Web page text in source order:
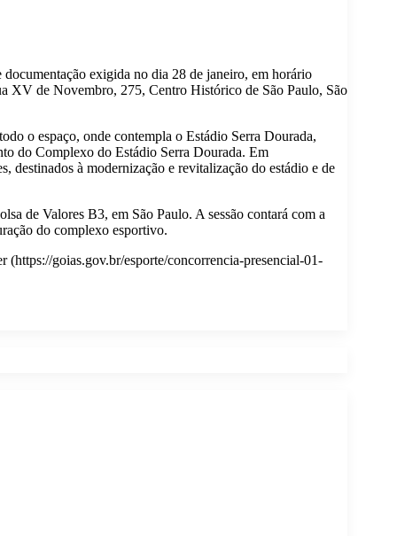
documentação exigida no dia 28 de janeiro, em horário
XV de Novembro, 275, Centro Histórico de São Paulo, São
o espaço, onde contempla o Estádio Serra Dourada,
do Complexo do Estádio Serra Dourada. Em
destinados à modernização e revitalização do estádio e de
de Valores B3, em São Paulo. A sessão contará com a
do complexo esportivo.
(https://goias.gov.br/esporte/concorrencia-presencial-01-